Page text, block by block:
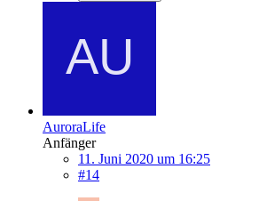
AuroraLife
Anfänger
11. Juni 2020 um 16:25
#14